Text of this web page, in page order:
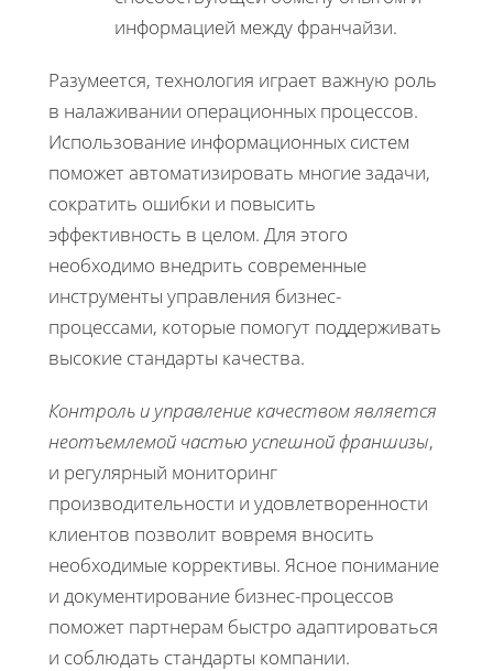
информацией между франчайзи.
Разумеется, технология играет важную роль
в налаживании операционных процессов.
Использование информационных систем
поможет автоматизировать многие задачи,
сократить ошибки и повысить
эффективность в целом. Для этого
необходимо внедрить современные
инструменты управления бизнес-
процессами, которые помогут поддерживать
высокие стандарты качества.
Контроль и управление качеством является
неотъемлемой частью успешной франшизы,
и регулярный мониторинг
производительности и удовлетворенности
клиентов позволит вовремя вносить
необходимые коррективы. Ясное понимание
и документирование бизнес-процессов
поможет партнерам быстро адаптироваться
и соблюдать стандарты компании.